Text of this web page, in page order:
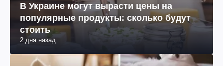
В Украине могут вырасти цены на
популярные продукты: сколько будут
стоить
2 дня назад